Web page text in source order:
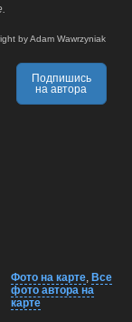
byAdam Wawrzyniak
Подпишись
на автора
Фото на карте, Все
фото автора на
карте